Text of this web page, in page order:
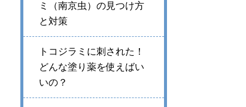
ミ（南京虫）の見つけ方
と対策
トコジラミに刺された！
どんな塗り薬を使えばい
いの？